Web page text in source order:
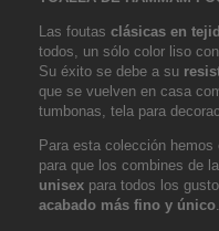
Las foutas clásicas en
todos, un sólo color liso
Su éxito se debe a su
que se vuelven en casa
tumbonas, tela para
Para esta colección
para que los combines de
unisex para todos los
acabado más fino y único.